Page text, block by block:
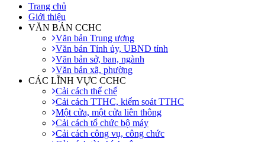
Trang chủ
Giới thiệu
VĂN BẢN CCHC
Văn bản Trung ương
Văn bản Tỉnh ủy, UBND tỉnh
Văn bản sở, ban, ngành
Văn bản xã, phường
CÁC LĨNH VỰC CCHC
Cải cách thể chế
Cải cách TTHC, kiểm soát TTHC
Một cửa, một cửa liên thông
Cải cách tổ chức bộ máy
Cải cách công vụ, công chức